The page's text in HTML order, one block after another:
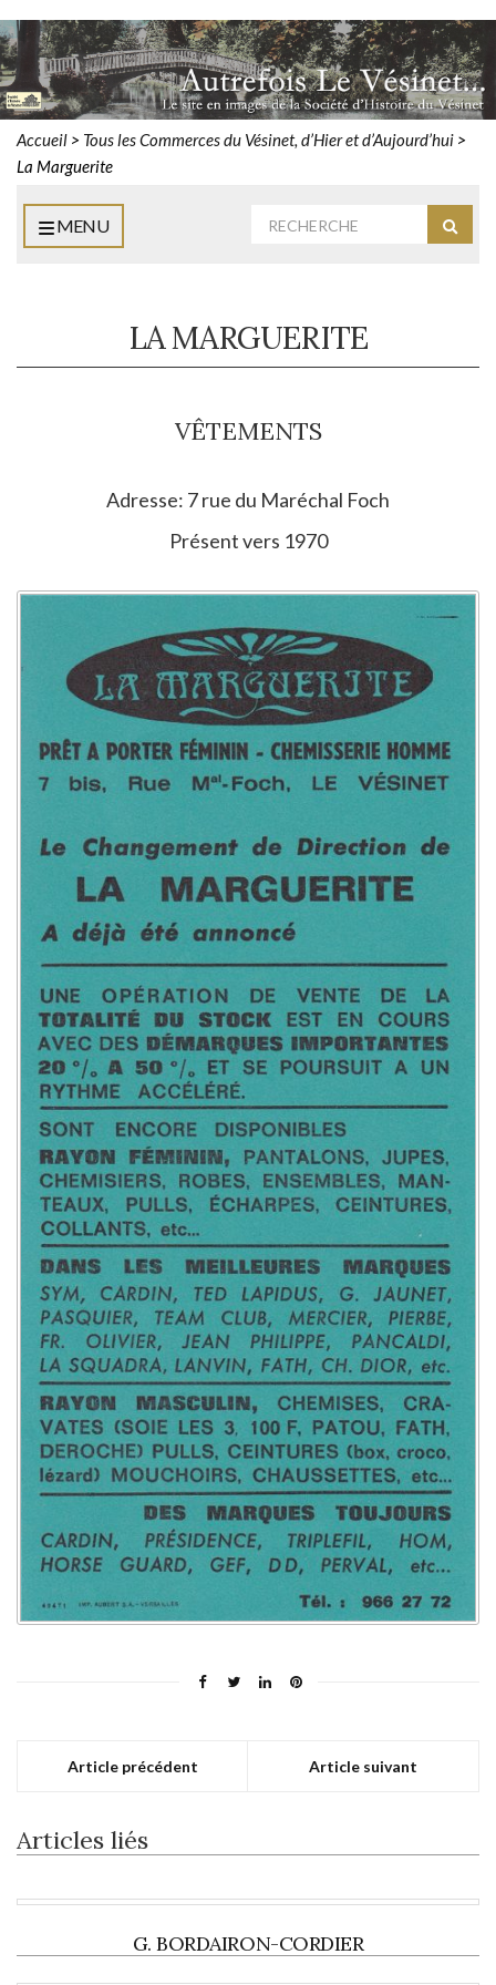
Accueil > Tous les Commerces du Vésinet, d’Hier et d’Aujourd’hui >
La Marguerite
MENU
LA MARGUERITE
VÊTEMENTS
Adresse: 7 rue du Maréchal Foch
Présent vers 1970
Article précédent Article suivant
Articles liés
G. BORDAIRON-CORDIER